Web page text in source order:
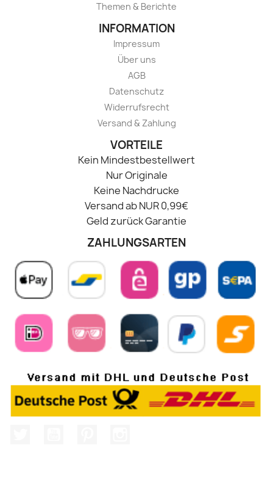
Themen & Berichte
INFORMATION
Impressum
Über uns
AGB
Datenschutz
Widerrufsrecht
Versand & Zahlung
VORTEILE
Kein Mindestbestellwert
Nur Originale
Keine Nachdrucke
Versand ab NUR 0,99€
Geld zurück Garantie
ZAHLUNGSARTEN